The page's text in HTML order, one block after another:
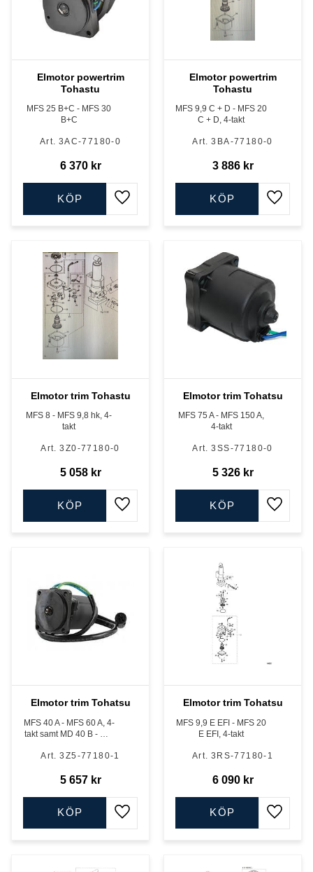
Elmotor powertrim
Tohastu
MFS 25 ​B+C - MFS 30
B+C
3AC-77180-0
6 370kr
Lägg till i favoriter
KÖP
Elmotor powertrim
Tohastu
MFS 9,9 C + D - MFS 20
C + D, 4-takt
3BA-77180-0
3 886kr
Lägg
KÖP
Elmotor trim Tohastu
MFS 8 - MFS 9,8 hk, 4-
takt
3Z0-77180-0
5 058kr
Lägg till i favoriter
KÖP
Elmotor trim Tohatsu
MFS 75 A - MFS 150 A,
4-takt
3SS-77180-0
5 326kr
Lägg
KÖP
Elmotor trim Tohatsu
MFS 40 A - MFS 60 A, 4-
takt samt MD 40 B - MD
3Z5-77180-1
5 657kr
Lägg till i favoriter
KÖP
Elmotor trim Tohatsu
MFS 9,9 E EFI - MFS 20
E EFI, 4-takt
3RS-77180-1
6 090kr
Lägg
KÖP